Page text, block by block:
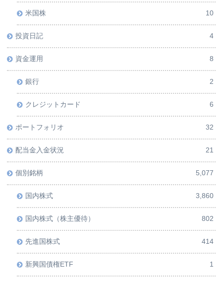
米国株 10
投資日記 4
資金運用 8
銀行 2
クレジットカード 6
ポートフォリオ 32
配当金入金状況 21
個別銘柄 5,077
国内株式 3,860
国内株式（株主優待） 802
先進国株式 414
新興国債権ETF 1